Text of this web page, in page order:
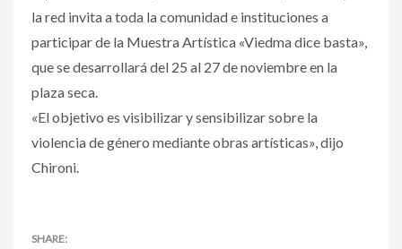
la red invita a toda la comunidad e instituciones a
participar de la Muestra Artística «Viedma dice basta»,
que se desarrollará del 25 al 27 de noviembre en la
plaza seca.
«El objetivo es visibilizar y sensibilizar sobre la
violencia de género mediante obras artísticas», dijo
Chironi.